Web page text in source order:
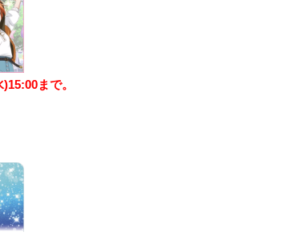
まで。